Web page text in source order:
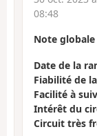
08:48
Note globale
Date de la
Fiabilité de
Facilité à
Intérêt du
Circuit très